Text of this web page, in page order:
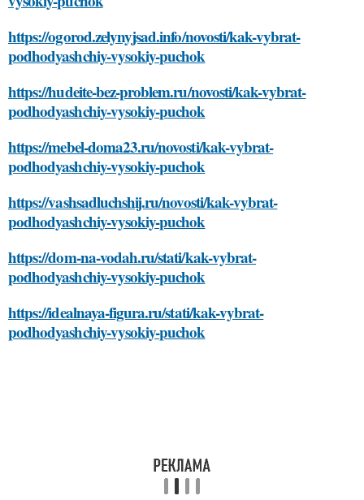
https://ogorod.zelynyjsad.info/novosti/kak-vybrat-
podhodyashchiy-vysokiy-puchok
https://hudeite-bez-problem.ru/novosti/kak-vybrat-
podhodyashchiy-vysokiy-puchok
https://mebel-doma23.ru/novosti/kak-vybrat-
podhodyashchiy-vysokiy-puchok
https://vashsadluchshij.ru/novosti/kak-vybrat-
podhodyashchiy-vysokiy-puchok
https://dom-na-vodah.ru/stati/kak-vybrat-
podhodyashchiy-vysokiy-puchok
https://idealnaya-figura.ru/stati/kak-vybrat-
podhodyashchiy-vysokiy-puchok